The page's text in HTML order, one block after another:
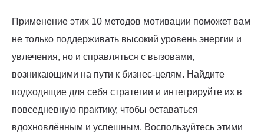
Применение этих 10 методов мотивации поможет вам
не только поддерживать высокий уровень энергии и
увлечения, но и справляться с вызовами,
возникающими на пути к бизнес-целям. Найдите
подходящие для себя стратегии и интегрируйте их в
повседневную практику, чтобы оставаться
вдохновлённым и успешным. Воспользуйтесь этими